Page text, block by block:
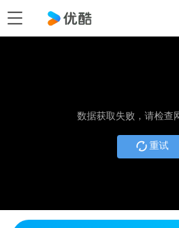
数据获取失败，请检查
重试